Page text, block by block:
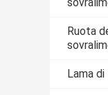
Ruota
Lama